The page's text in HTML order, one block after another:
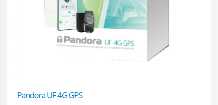
Pandora UF 4G GPS